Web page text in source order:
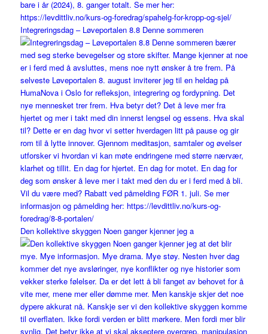
Integreringsdag – Løveportalen 8.8 Denne sommeren
Den kollektive skyggen Noen ganger kjenner jeg a